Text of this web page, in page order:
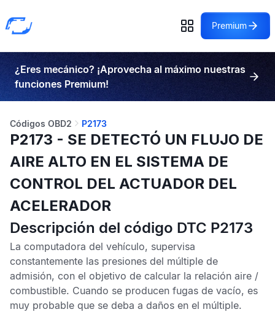
Premium
¿Eres mecánico? ¡Aprovecha al máximo nuestras
funciones Premium!
Códigos OBD2 P2173
P2173 - SE DETECTÓ UN FLUJO DE
AIRE ALTO EN EL SISTEMA DE
CONTROL DEL ACTUADOR DEL
ACELERADOR
Descripción del código DTC P2173
La computadora del vehículo, supervisa
constantemente las presiones del múltiple de
admisión, con el objetivo de calcular la relación aire /
combustible. Cuando se producen fugas de vacío, es
muy probable que se deba a daños en el múltiple.